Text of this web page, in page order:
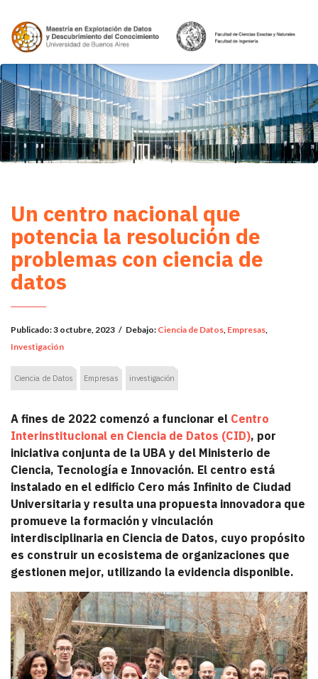
Un centro nacional que
potencia la resolución de
problemas con ciencia de
datos
Publicado:3 octubre, 2023 / Debajo: Ciencia de Datos, Empresas,
Investigación
Ciencia de Datos Empresas investigación
A fines de 2022 comenzó a funcionar el Centro
Interinstitucional en Ciencia de Datos (CID), por
iniciativa conjunta de la UBA y del Ministerio de
Ciencia, Tecnología e Innovación. El centro está
instalado en el edificio Cero más Infinito de Ciudad
Universitaria y resulta una propuesta innovadora que
promueve la formación y vinculación
interdisciplinaria en Ciencia de Datos, cuyo propósito
es construir un ecosistema de organizaciones que
gestionen mejor, utilizando la evidencia disponible.